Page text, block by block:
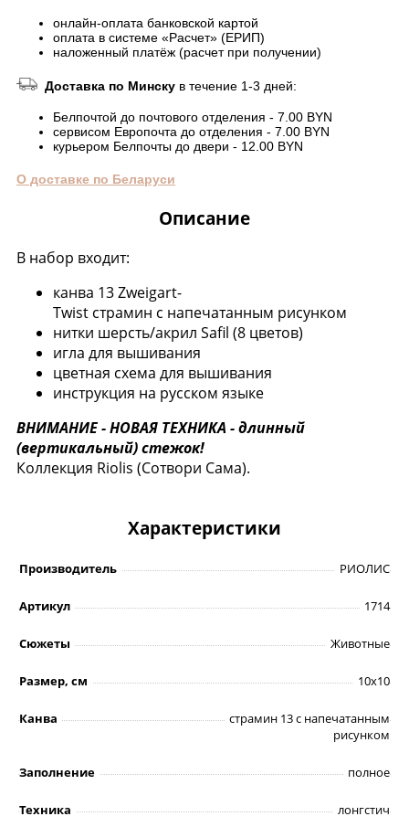
онлайн-оплата банковской картой
оплата в системе «Расчет» (ЕРИП)
наложенный платёж (расчет при получении)
Доставка по Минску в течение 1-3 дней:
Белпочтой до почтового отделения - 7.00 BYN
сервисом Европочта до отделения - 7.00 BYN
курьером Белпочты до двери - 12.00 BYN
О доставке по Беларуси
Описание
В набор входит:
канва 13 Zweigart-
Twist страмин с напечатанным рисунком
нитки шерсть/акрил Safil (8 цветов)
игла для вышивания
цветная схема для вышивания
инструкция на русском языке
ВНИМАНИЕ - НОВАЯ ТЕХНИКА - длинный
(вертикальный) стежок!
Коллекция Riolis (Сотвори Сама).
Характеристики
Производитель РИОЛИС
Артикул 1714
Сюжеты Животные
Размер, см 10х10
Канва
страмин 13 с напечатанным
рисунком
Заполнение полное
Техника лонгстич